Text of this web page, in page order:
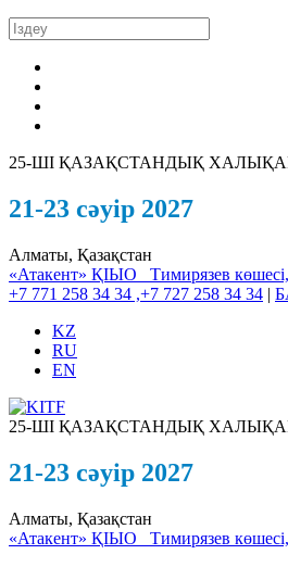
25-ШI ҚАЗАҚСТАНДЫҚ
21-23 сәуір 2027
Алматы, Қазақстан
«Атакент» ҚІЫО Тимирязев
+7 771 258 34 34 ,+7 727 258 34 34 |
KZ
RU
EN
25-ШI ҚАЗАҚСТАНДЫҚ
21-23 сәуір 2027
Алматы, Қазақстан
«Атакент» ҚІЫО Тимирязев